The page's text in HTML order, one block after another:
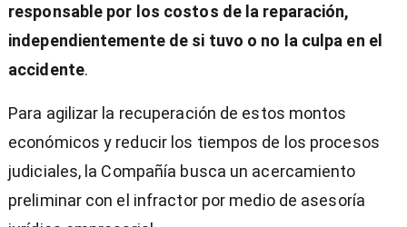
responsable por los costos de la reparación,
independientemente de si tuvo o no la culpa en el
accidente.
Para agilizar la recuperación de estos montos
económicos y reducir los tiempos de los procesos
judiciales, la Compañía busca un acercamiento
preliminar con el infractor por medio de asesoría